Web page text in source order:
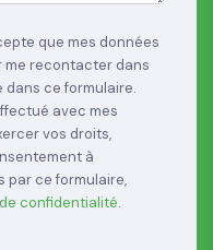
que mes données
me recontacter dans
dans ce formulaire.
avec mes
vos droits,
à
par ce formulaire,
confidentialité.